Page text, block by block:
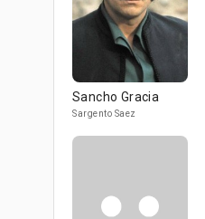
Sancho Gracia
Sargento Saez